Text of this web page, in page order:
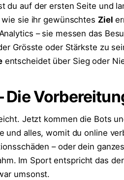
du auf der ersten Seite und
sie ihr gewünschtes Ziel
– sie messen das
Grösste oder Stärkste zu
entscheidet über Sieg oder
Die
Jetzt kommen die Bots
und alles, womit du online
– oder dein
Im Sport entspricht das
umsonst.